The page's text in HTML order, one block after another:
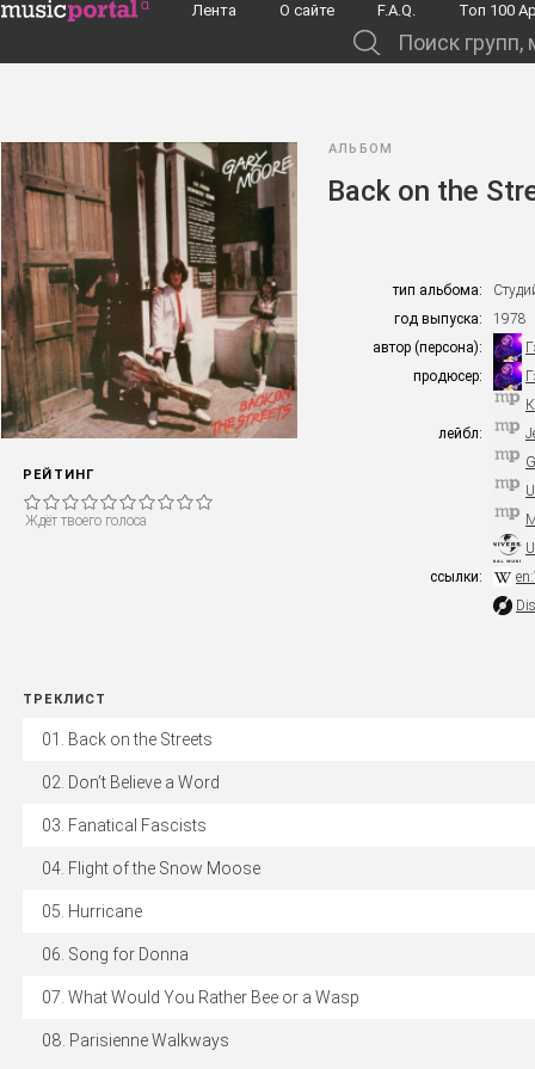
Перейти к основному содержанию
Лента О сайте F.A.Q. Toп 100
РЕЙТИНГ
Ждёт твоего голоса
АЛЬБОМ
Back on the
тип альбома:
год выпуска:
1978
автор (персона):
продюсер:
лейбл:
ссылки:
ТРЕКЛИСТ
Back on the Streets
Don’t Believe a Word
Fanatical Fascists
Flight of the Snow Moose
Hurricane
Song for Donna
What Would You Rather Bee or a Wasp
Parisienne Walkways